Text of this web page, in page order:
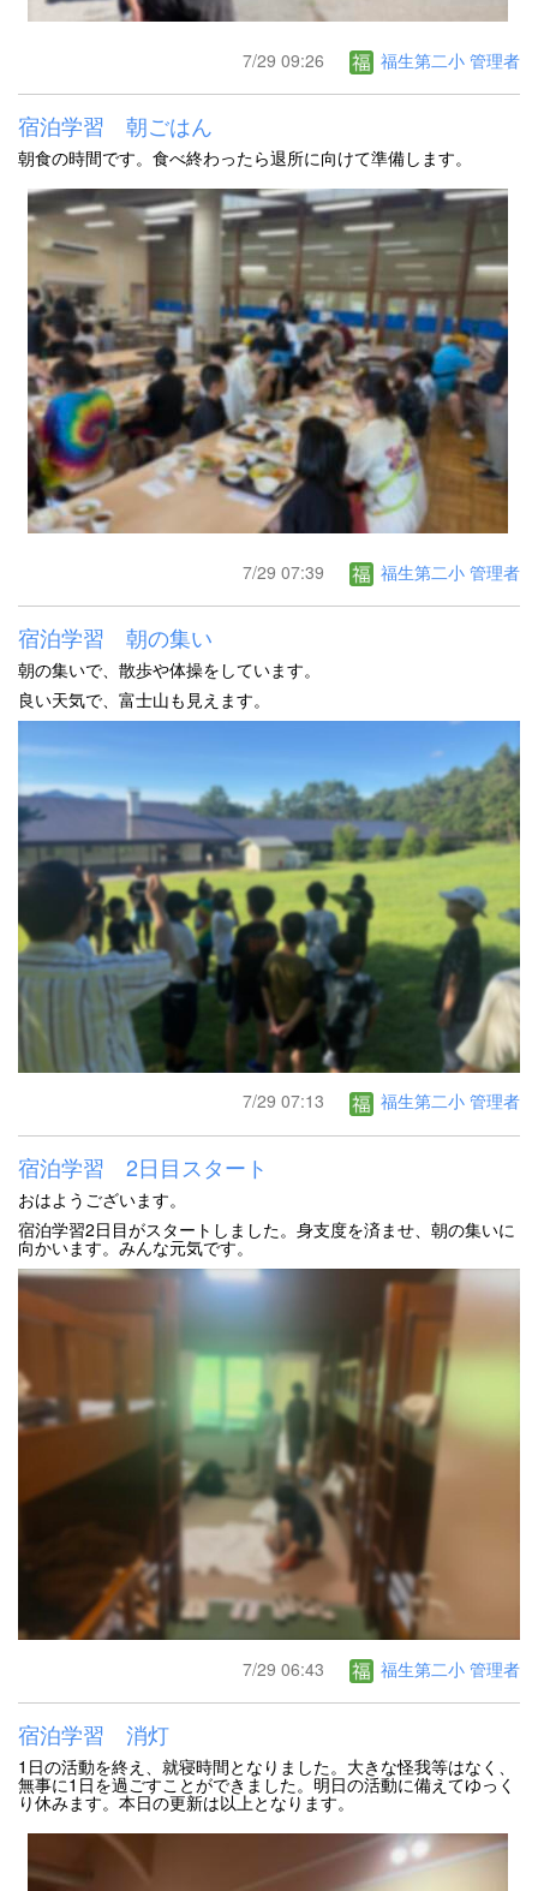
7/29 09:26 福生第二小 管理者
宿泊学習 朝ごはん
朝食の時間です。食べ終わったら退所に向けて準備します。
7/29 07:39 福生第二小 管理者
宿泊学習 朝の集い
朝の集いで、散歩や体操をしています。
良い天気で、富士山も見えます。
7/29 07:13 福生第二小 管理者
宿泊学習 2日目スタート
おはようございます。
宿泊学習2日目がスタートしました。身支度を済ませ、朝の集いに
向かいます。みんな元気です。
7/29 06:43 福生第二小 管理者
宿泊学習 消灯
1日の活動を終え、就寝時間となりました。大きな怪我等はなく、
無事に1日を過ごすことができました。明日の活動に備えてゆっく
り休みます。本日の更新は以上となります。